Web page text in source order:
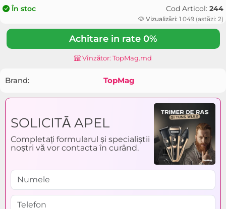
În stoc Cod Articol: 244
Vizualizări: 1 049 (astăzi: 2)
Achitare in rate 0%
Vînzător: TopMag.md
Brand: TopMag
SOLICITĂ APEL
Completați formularul și specialiștii
noștri vă vor contacta în curând.